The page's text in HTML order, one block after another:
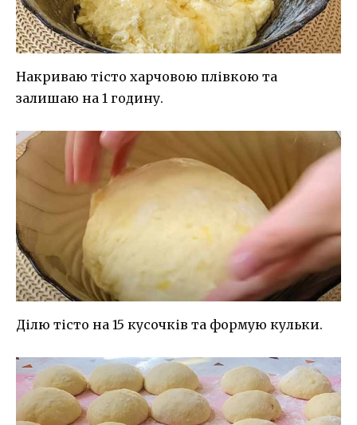
Накриваю тісто харчовою плівкою та
залишаю на 1 годину.
Ділю тісто на 15 кусочків та формую кульки.